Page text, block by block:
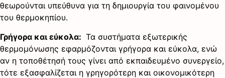
θεωρούνται υπεύθυνα για τη δημιουργία του φαινομένου
του θερμοκηπίου.
Γρήγορα και εύκολα: Τα συστήματα εξωτερικής
θερμομόνωσης εφαρμόζονται γρήγορα και εύκολα, ενώ
αν η τοποθέτησή τους γίνει από εκπαιδευμένο συνεργείο,
τότε εξασφαλίζεται η γρηγορότερη και οικονομικότερη